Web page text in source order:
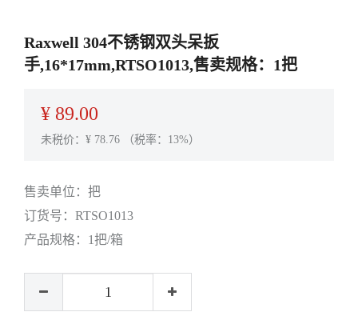
Raxwell 304不锈钢双头呆扳
手,16*17mm,RTSO1013,售卖规格：1把
¥ 89.00
未税价：¥ 78.76 （税率：13%）
售卖单位： 把
订货号： RTSO1013
产品规格： 1把/箱